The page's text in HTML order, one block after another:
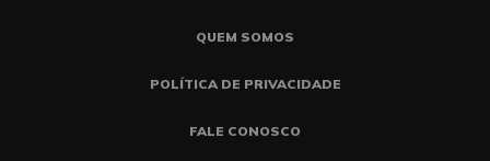
QUEM SOMOS
POLÍTICA DE PRIVACIDADE
FALE CONOSCO